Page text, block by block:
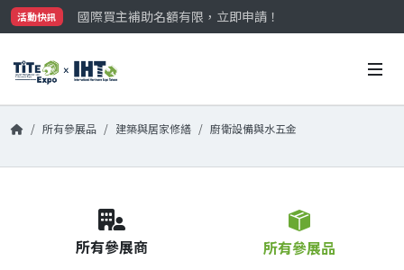
活動快訊
國際買主補助名額有限，立即申請！
參觀門票開放申請中‼️
國際買主補助名額有限，立即申請！
所有參展品 建築與居家修繕 廚衛設備與水五金
所有參展商 所有參展品